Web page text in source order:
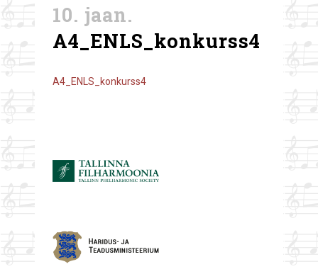
10. jaan.
A4_ENLS_konkurss4
A4_ENLS_konkurss4